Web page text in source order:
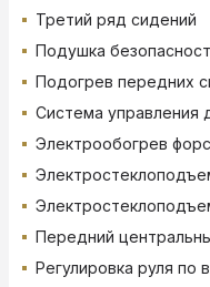
Третий ряд сидений
Подушка
Подогрев передних
Система управления
Электрообогрев
Передний
Регулировка руля по